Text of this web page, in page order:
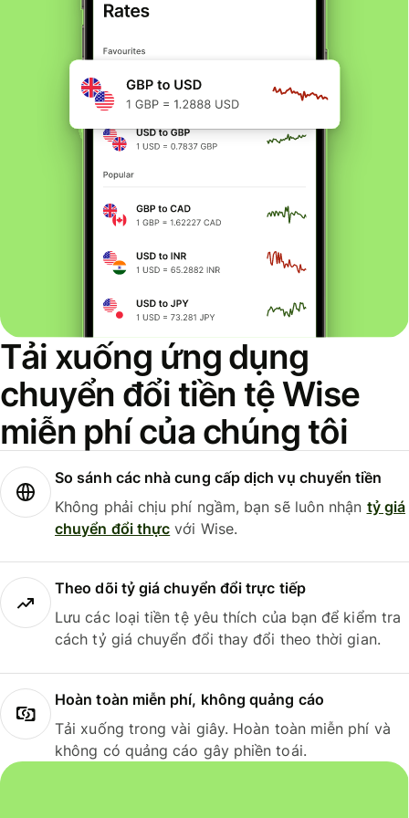
Tải xuống ứng dụng
chuyển đổi tiền tệ Wise
miễn phí của chúng tôi
So sánh các nhà cung cấp dịch vụ chuyển tiền
Không phải chịu phí ngầm, bạn sẽ luôn nhận tỷ giá
chuyển đổi thực với Wise.
Theo dõi tỷ giá chuyển đổi trực tiếp
Lưu các loại tiền tệ yêu thích của bạn để kiểm tra
cách tỷ giá chuyển đổi thay đổi theo thời gian.
Hoàn toàn miễn phí, không quảng cáo
Tải xuống trong vài giây. Hoàn toàn miễn phí và
không có quảng cáo gây phiền toái.